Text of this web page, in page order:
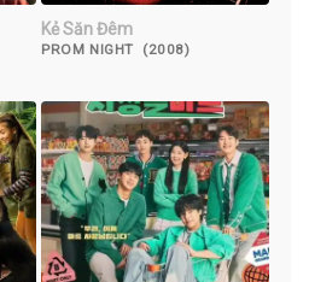
Kẻ Săn Đêm
PROM NIGHT (2008)